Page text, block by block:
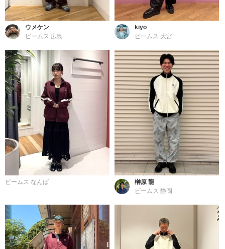
ウメケン
ビームス 広島
kiyo
ビームス 大宮
ビームス なんば
榊原 龍
ビームス 静岡